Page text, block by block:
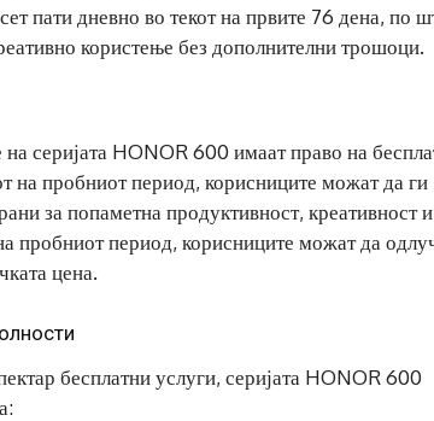
пати дневно во текот на првите 76 дена, по
користење без дополнителни трошоци.
серијата HONOR 600 имаат право на
на пробниот период, корисниците можат да ги
за попаметна продуктивност, креативност и
пробниот период, корисниците можат да
цена.
бесплатни услуги, серијата HONOR 600